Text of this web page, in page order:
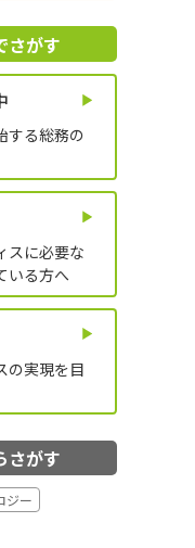
さがす
する総務の
スに必要な
いる方へ
の実現を目
さがす
ジー